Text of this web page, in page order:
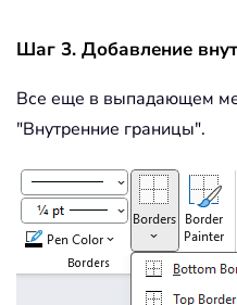
Шаг 3. Добавление
Все еще в выпадающем
"Внутренние границы".